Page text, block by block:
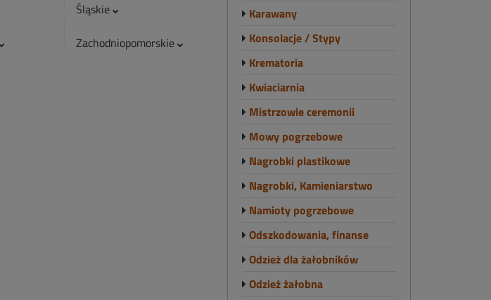
Śląskie
Zachodniopomorskie
Karawany
Konsolacje / Stypy
Krematoria
Kwiaciarnia
Mistrzowie ceremonii
Mowy pogrzebowe
Nagrobki plastikowe
Nagrobki, Kamieniarstwo
Namioty pogrzebowe
Odszkodowania, finanse
Odzież dla żałobników
Odzież żałobna